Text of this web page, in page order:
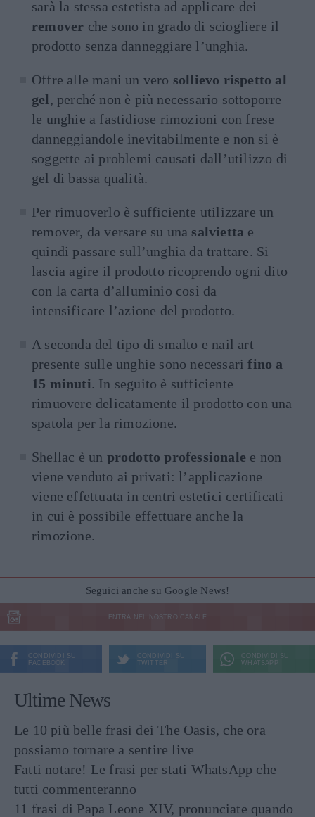
sarà la stessa estetista ad applicare dei
remover che sono in grado di sciogliere il
prodotto senza danneggiare l’unghia.
Offre alle mani un vero sollievo rispetto al
gel, perché non è più necessario sottoporre
le unghie a fastidiose rimozioni con frese
danneggiandole inevitabilmente e non si è
soggette ai problemi causati dall’utilizzo di
gel di bassa qualità.
Per rimuoverlo è sufficiente utilizzare un
remover, da versare su una salvietta e
quindi passare sull’unghia da trattare. Si
lascia agire il prodotto ricoprendo ogni dito
con la carta d’alluminio così da
intensificare l’azione del prodotto.
A seconda del tipo di smalto e nail art
presente sulle unghie sono necessarifino a
15 minuti. In seguito è sufficiente
rimuovere delicatamente il prodotto con una
spatola per la rimozione.
Shellac è un prodotto professionale e non
viene venduto ai privati: l’applicazione
viene effettuata in centri estetici certificati
in cui è possibile effettuare anche la
rimozione.
Seguici anche su Google News!
ENTRA NEL NOSTRO CANALE
CONDIVIDI SU
FACEBOOK
CONDIVIDI SU
TWITTER
CONDIVIDI SU
WHATSAPP
Ultime News
Le 10 più belle frasi dei The Oasis, che ora
possiamo tornare a sentire live
Fatti notare! Le frasi per stati WhatsApp che
tutti commenteranno
11 frasi di Papa Leone XIV, pronunciate quando